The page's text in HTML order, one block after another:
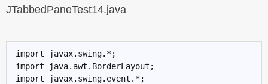
JTabbedPaneTest14.java
import javax.swing.*;
import java.awt.BorderLayout;
import javax.swing.event.*;